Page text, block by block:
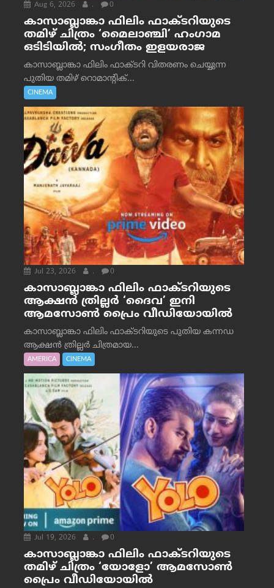
Aug 6, 2026 . 0
കാസാബ്ലാങ്കാ ഫിലിം ഫാക്ടറിയുടെ
തമിഴ് ചിത്രം ‘മൈലാഞ്ചി’ ഹംഗാമ
ഒടിടിയിൽ; സംഗീതം ഇളയരാജ
കാസാബ്ലാങ്കാ ഫിലിം ഫാക്ടറി വിതരണം ചെയ്യുന്ന
പുതിയ തമിഴ് റൊമാന്റിക്...
CINEMA
Jul 23, 2026 . 0
കാസാബ്ലാങ്കാ ഫിലിം ഫാക്ടറിയുടെ
ആക്ഷൻ ത്രില്ലർ ‘ദൈവ’ ഇനി
ആമസോൺ പ്രൈം വീഡിയോയിൽ
കാസാബ്ലാങ്കാ ഫിലിം ഫാക്ടറിയുടെ പുതിയ കന്നഡ
ആക്ഷൻ ത്രില്ലർ ചിത്രമായ...
AMERICA CINEMA
Jul 19, 2026 . 0
കാസാബ്ലാങ്കാ ഫിലിം ഫാക്ടറിയുടെ
തമിഴ് ചിത്രം ‘യോളോ’ ആമസോൺ
പ്രൈം വീഡിയോയിൽ